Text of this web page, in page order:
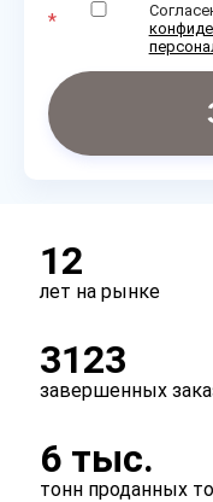
12
лет на рынке
3123
завершенных
6 тыс.
тонн проданных